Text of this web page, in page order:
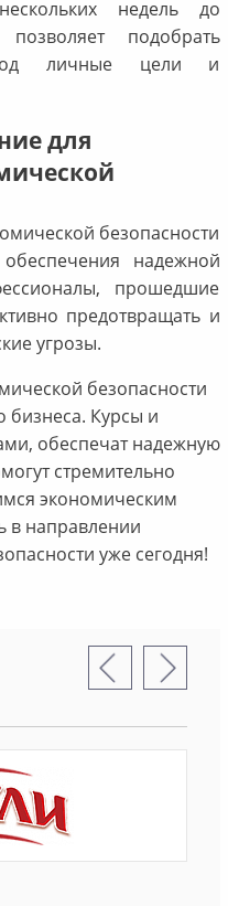
недель до
подобрать
личные цели и
для
безопасности
надежной
прошедшие
предотвращать и
угрозы.
безопасности
бизнеса. Курсы и
обеспечат надежную
стремительно
экономическим
в направлении
уже сегодня!